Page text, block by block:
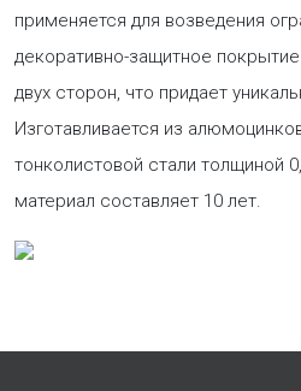
применяется для возведения
декоративно-защитное
двух сторон, что придает
Изготавливается из
тонколистовой стали толщиной
материал составляет 10 лет.